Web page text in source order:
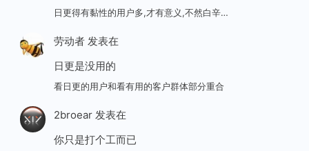
日更得有黏性的用户多,才有意义,不然白辛…
劳动者发表在
日更是没用的
看日更的用户和看有用的客户群体部分重合
2broear发表在
你只是打个工而已